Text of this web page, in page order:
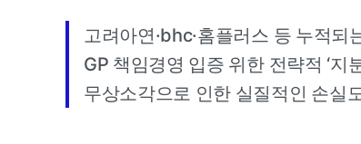
고려아연·bhc·홈플러스 등 누적되
GP 책임경영 입증 위한 전략적 ‘지
무상소각으로 인한 실질적인 손실